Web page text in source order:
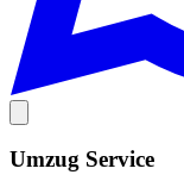
Umzug Service